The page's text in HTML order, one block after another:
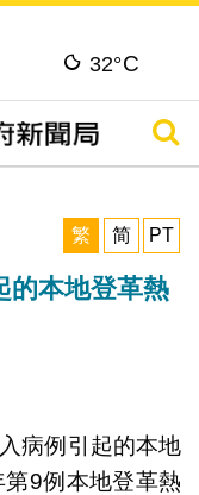
32°C
搜尋
繁
简 PT
的本地登革熱
病例引起的本地
9例本地登革熱